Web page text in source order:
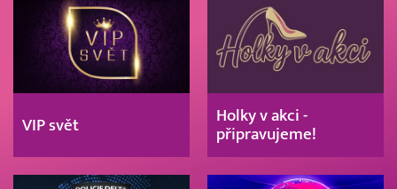
VIP svět
Holky v akci -
připravujeme!